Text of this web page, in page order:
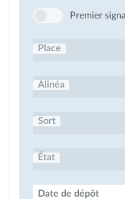
Premier
Place
Alinéa
Sort
État
Date de dépôt